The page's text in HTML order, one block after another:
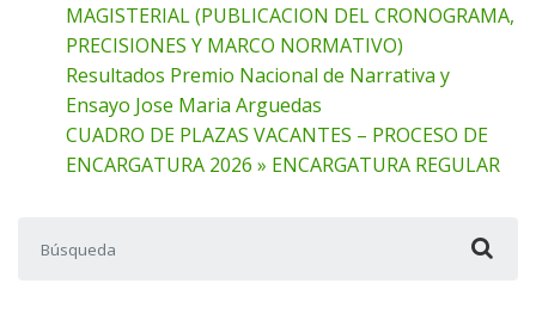
MAGISTERIAL (PUBLICACION DEL CRONOGRAMA,
PRECISIONES Y MARCO NORMATIVO)
Resultados Premio Nacional de Narrativa y
Ensayo Jose Maria Arguedas
CUADRO DE PLAZAS VACANTES – PROCESO DE
ENCARGATURA 2026 » ENCARGATURA REGULAR